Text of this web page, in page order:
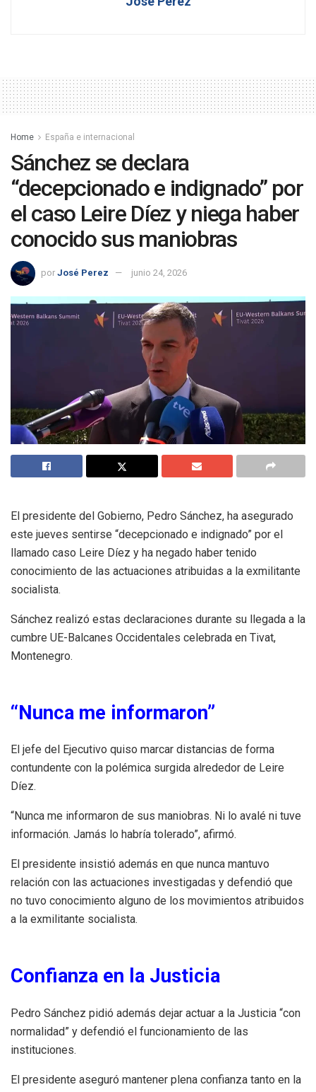
Home España e internacional
Sánchez se declara
“decepcionado e indignado” por
el caso Leire Díez y niega haber
conocido sus maniobras
por José Perez junio 24, 2026
El presidente del Gobierno, Pedro Sánchez, ha asegurado
este jueves sentirse “decepcionado e indignado” por el
llamado caso Leire Díez y ha negado haber tenido
conocimiento de las actuaciones atribuidas a la exmilitante
socialista.
Sánchez realizó estas declaraciones durante su llegada a la
cumbre UE-Balcanes Occidentales celebrada en Tivat,
Montenegro.
“Nunca me informaron”
El jefe del Ejecutivo quiso marcar distancias de forma
contundente con la polémica surgida alrededor de Leire
Díez.
“Nunca me informaron de sus maniobras. Ni lo avalé ni tuve
información. Jamás lo habría tolerado”, afirmó.
El presidente insistió además en que nunca mantuvo
relación con las actuaciones investigadas y defendió que
no tuvo conocimiento alguno de los movimientos atribuidos
a la exmilitante socialista.
Confianza en la Justicia
Pedro Sánchez pidió además dejar actuar a la Justicia “con
normalidad” y defendió el funcionamiento de las
instituciones.
El presidente aseguró mantener plena confianza tanto en la